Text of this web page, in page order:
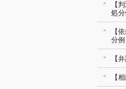
【
処分
【
分例
【
【